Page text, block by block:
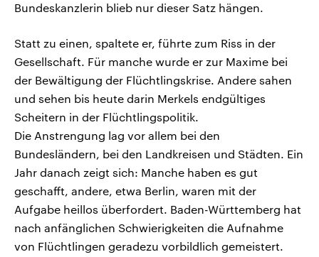
Bundeskanzlerin blieb nur dieser Satz hängen.
Statt zu einen, spaltete er, führte zum Riss in der
Gesellschaft. Für manche wurde er zur Maxime bei
der Bewältigung der Flüchtlingskrise. Andere sahen
und sehen bis heute darin Merkels endgültiges
Scheitern in der Flüchtlingspolitik.
Die Anstrengung lag vor allem bei den
Bundesländern, bei den Landkreisen und Städten. Ein
Jahr danach zeigt sich: Manche haben es gut
geschafft, andere, etwa Berlin, waren mit der
Aufgabe heillos überfordert. Baden-Württemberg hat
nach anfänglichen Schwierigkeiten die Aufnahme
von Flüchtlingen geradezu vorbildlich gemeistert.